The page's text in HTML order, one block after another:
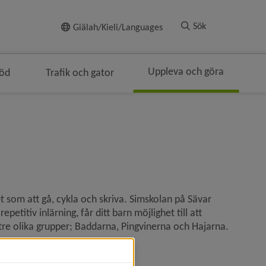
Giälah/Kieli/Languages Sök
Trafik och gator Uppleva och göra
i brödsmulenavigeringen
att gå, cykla och skriva. Simskolan på Sävar
inlärning, får ditt barn möjlighet till att
olika grupper; Baddarna, Pingvinerna och Hajarna.